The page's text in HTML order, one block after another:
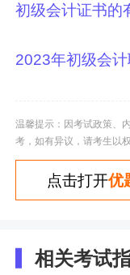
初级会计证书的
2023年初级会
温馨提示：因考试政策、
考，如有异议，请考生以
点击打开优
相关考试